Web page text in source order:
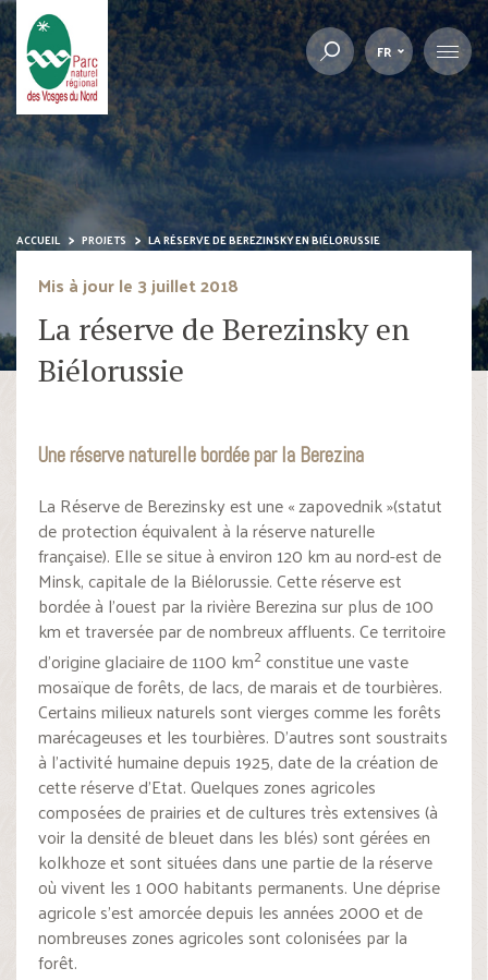
FR
ACCUEIL PROJETS LA RÉSERVE DE BEREZINSKY EN BIÉLORUSSIE
Mis à jour le 3 juillet 2018
La réserve de Berezinsky en
Biélorussie
Une réserve naturelle bordée par la Berezina
La Réserve de Berezinsky est une « zapovednik »(statut
de protection équivalent à la réserve naturelle
française). Elle se situe à environ 120 km au nord-est de
Minsk, capitale de la Biélorussie. Cette réserve est
bordée à l’ouest par la rivière Berezina sur plus de 100
km et traversée par de nombreux affluents. Ce territoire
d’origine glaciaire de 1100 km2 constitue une vaste
mosaïque de forêts, de lacs, de marais et de tourbières.
Certains milieux naturels sont vierges comme les forêts
marécageuses et les tourbières. D’autres sont soustraits
à l’activité humaine depuis 1925, date de la création de
cette réserve d’Etat. Quelques zones agricoles
composées de prairies et de cultures très extensives (à
voir la densité de bleuet dans les blés) sont gérées en
kolkhoze et sont situées dans une partie de la réserve
où vivent les 1 000 habitants permanents. Une déprise
agricole s’est amorcée depuis les années 2000 et de
nombreuses zones agricoles sont colonisées par la
forêt.